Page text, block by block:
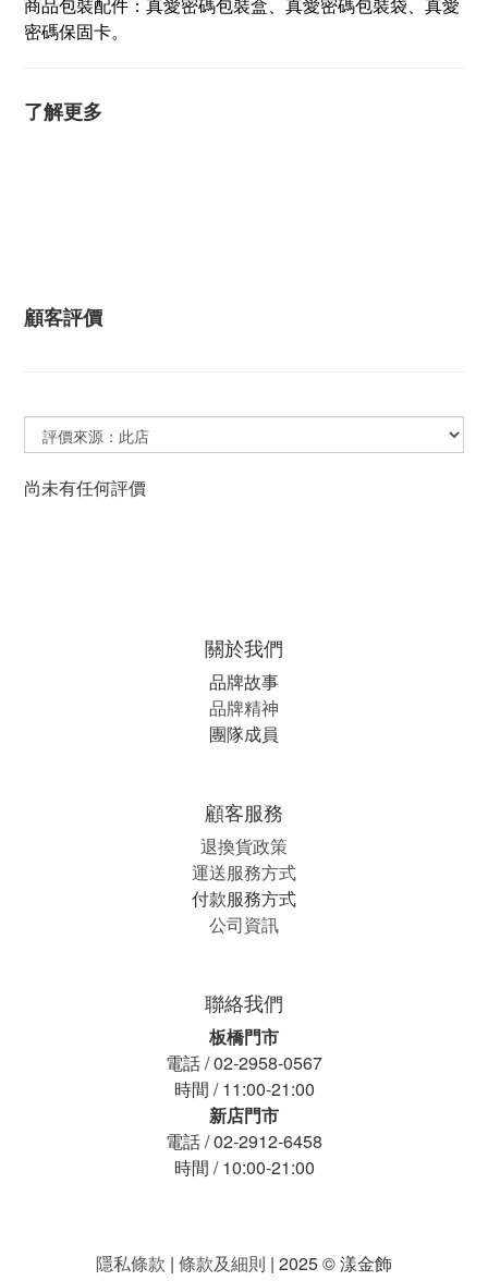
商品包裝配件：真愛密碼包裝盒、真愛密碼包裝袋、真愛
密碼保固卡。
了解更多
顧客評價
尚未有任何評價
關於我們
品牌故事
品牌精神
團隊成員
顧客服務
退換貨政策
運送服務方式
付款服務方式
公司資訊
聯絡我們
板橋門市
電話 / 02-2958-0567
時間 / 11:00-21:00
新店門市
電話 / 02-2912-6458
時間 / 10:00-21:00
隱私條款 | 條款及細則 | 2025 © 漾金飾